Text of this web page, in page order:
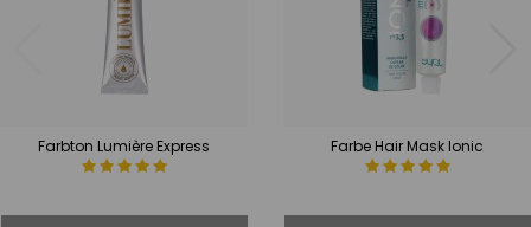
Farbton Lumière Express Farbe Hair Mask Ionic